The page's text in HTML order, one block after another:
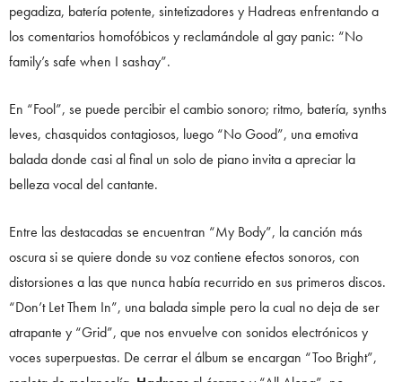
pegadiza, batería potente, sintetizadores y Hadreas enfrentando a
los comentarios homofóbicos y reclamándole al gay panic: “No
family’s safe when I sashay”.
En “Fool”, se puede percibir el cambio sonoro; ritmo, batería, synths
leves, chasquidos contagiosos, luego “No Good”, una emotiva
balada donde casi al final un solo de piano invita a apreciar la
belleza vocal del cantante.
Entre las destacadas se encuentran “My Body”, la canción más
oscura si se quiere donde su voz contiene efectos sonoros, con
distorsiones a las que nunca había recurrido en sus primeros discos.
“Don’t Let Them In”, una balada simple pero la cual no deja de ser
atrapante y “Grid”, que nos envuelve con sonidos electrónicos y
voces superpuestas. De cerrar el álbum se encargan “Too Bright”,